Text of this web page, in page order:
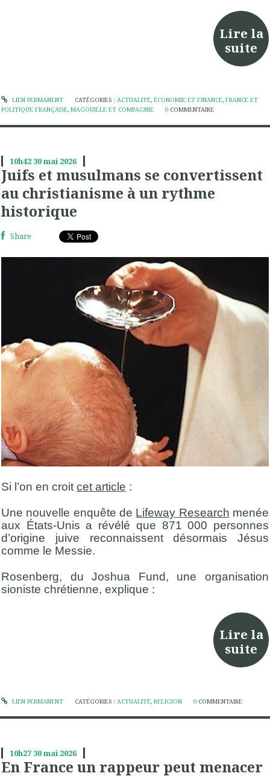
Lire la
suite
LIEN PERMANENT CATÉGORIES : ACTUALITÉ, ÉCONOMIE ET FINANCE, FRANCE ET
POLITIQUE FRANÇAISE, MAGOUILLE ET COMPAGNIE 0 COMMENTAIRE
10h42 30mai 2026
Juifs et musulmans se convertissent
au christianisme à un rythme
historique
Share
Si l’on en croit cet article :
Une nouvelle enquête de Lifeway Research menée
aux États-Unis a révélé que 871 000 personnes
d’origine juive reconnaissent désormais Jésus
comme le Messie.
Rosenberg, du Joshua Fund, une organisation
sioniste chrétienne, explique :
Lire la
suite
LIEN PERMANENT CATÉGORIES : ACTUALITÉ, RELIGION 0 COMMENTAIRE
10h27 30mai 2026
En France un rappeur peut menacer